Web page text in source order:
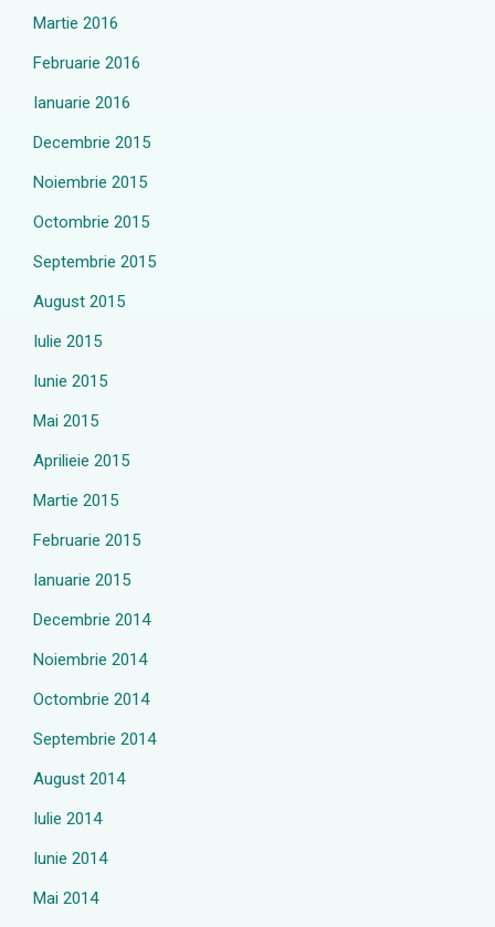
Martie 2016
Februarie 2016
Ianuarie 2016
Decembrie 2015
Noiembrie 2015
Octombrie 2015
Septembrie 2015
August 2015
Iulie 2015
Iunie 2015
Mai 2015
Aprilieie 2015
Martie 2015
Februarie 2015
Ianuarie 2015
Decembrie 2014
Noiembrie 2014
Octombrie 2014
Septembrie 2014
August 2014
Iulie 2014
Iunie 2014
Mai 2014